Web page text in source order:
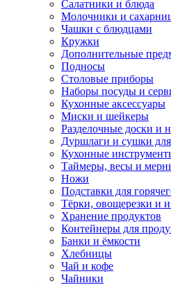
Салатники и блюда
Молочники и
Чашки с блюдцами
Кружки
Дополнительные
Подносы
Столовые приборы
Наборы посуды и
Кухонные аксессуары
Миски и шейкеры
Разделочные доски и
Дуршлаги и сушки для
Кухонные
Таймеры, весы и
Ножи
Подставки для
Тёрки, овощерезки и
Хранение продуктов
Контейнеры для
Банки и ёмкости
Хлебницы
Чай и кофе
Чайники